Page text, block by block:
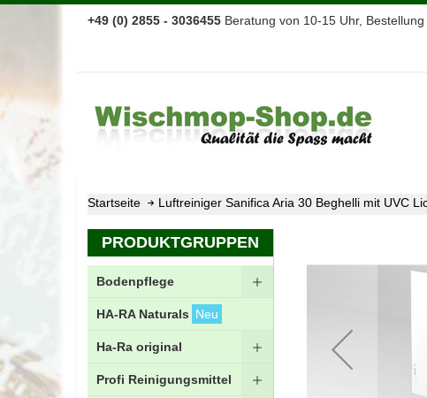
+49 (0) 2855 - 3036455 Beratung von 10-15 Uhr,
Startseite Luftreiniger Sanifica Aria 30 Beghelli mit UVC
der
PRODUKTGRUPPEN
Bodenpflege
HA-RA Naturals Neu
Ha-Ra original
Profi Reinigungsmittel